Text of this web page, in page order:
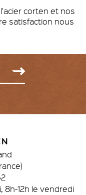
corten et nos
satisfaction nous
8h-12h le vendredi